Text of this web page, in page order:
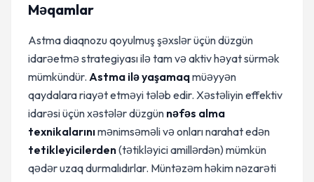
Məqamlar
Astma diaqnozu qoyulmuş şəxslər üçün düzgün
idarəetmə strategiyası ilə tam və aktiv həyat sürmək
mümkündür. Astma ilə yaşamaqmüəyyən
qaydalara riayət etməyi tələb edir. Xəstəliyin effektiv
idarəsi üçün xəstələr düzgün nəfəs alma
texnikalarınımənimsəməli və onları narahat edən
tetikleyicilerden(tətikləyici amillərdən) mümkün
qədər uzaq durmalıdırlar. Müntəzəm həkim nəzarəti